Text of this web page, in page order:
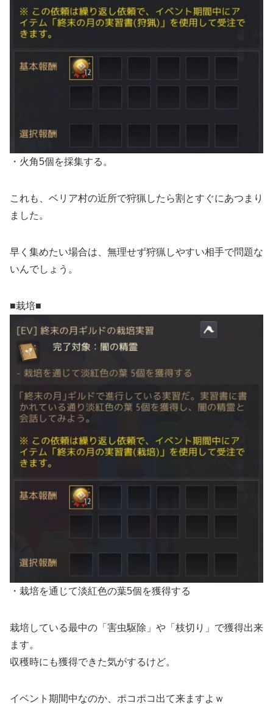
・火角5個を採集する。
これも、ベリア村の近所で狩猟したら割とすぐにあつまり
ました。
早く集めたい場合は、無理せず狩猟しやすい相手で問題な
いんでしょう。
■栽培■
・栽培を通じて淡紅色の葉5個を獲得する
栽培している最中の「害虫駆除」や「枝切り」で獲得出来
ます。
収穫時にも獲得できた気がするけど。
イベント期間中なのか、ポコポコ出て来ますよｗ